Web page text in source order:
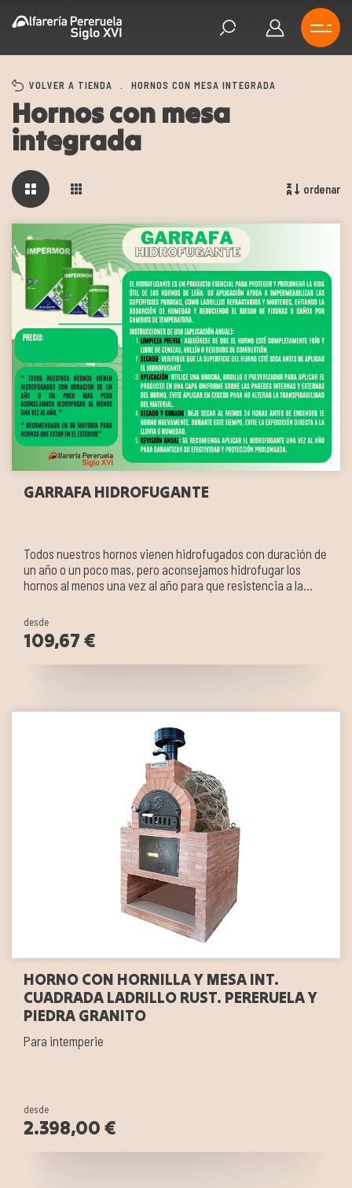
VOLVER A TIENDA . HORNOS CON MESA INTEGRADA
Hornos con mesa
integrada
ordenar
GARRAFA HIDROFUGANTE
Todos nuestros hornos vienen hidrofugados con duración de
un año o un poco mas, pero aconsejamos hidrofugar los
hornos al menos una vez al año para que resistencia a la
desde
109,67 €
HORNO CON HORNILLA Y MESA INT.
CUADRADA LADRILLO RUST. PERERUELA Y
PIEDRA GRANITO
Para intemperie
desde
2.398,00 €